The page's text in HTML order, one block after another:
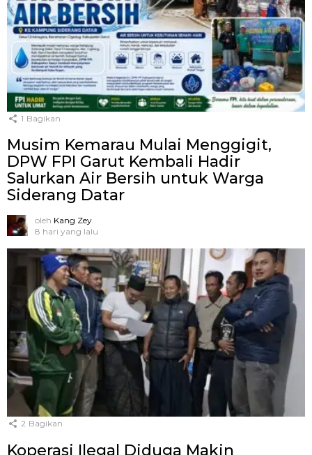
1 Bagikan
Musim Kemarau Mulai Menggigit,
DPW FPI Garut Kembali Hadir
Salurkan Air Bersih untuk Warga
Siderang Datar
oleh Kang Zey
8 hari yang lalu
2 Bagikan
Koperasi Ilegal Diduga Makin